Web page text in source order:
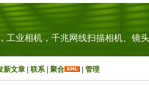
工业相机，千兆网线扫描相机、镜
新文章 联系| 聚合 管理